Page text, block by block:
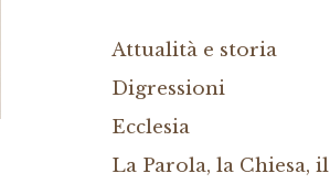
Attualità e storia
Digressioni
Ecclesia
La Parola, la Chiesa, il